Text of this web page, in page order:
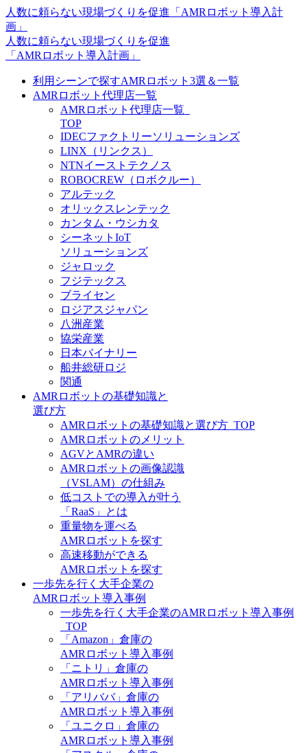
人数に頼らない現場づくりを促進「AMRロボット導入計
画」
⼈数に頼らない現場づくりを促進
「AMRロボット導⼊計画」
利用シーンで探すAMRロボット3選＆一覧
AMRロボット代理店一覧
AMRロボット代理店一覧_
TOP
IDECファクトリーソリューションズ
LINX（リンクス）
NTNイーストテクノス
ROBOCREW（ロボクルー）
アルテック
オリックスレンテック
カンタム・ウシカタ
シーネットIoT
ソリューションズ
ジャロック
フジテックス
ブライセン
ロジアスジャパン
八洲産業
協栄産業
日本バイナリー
船井総研ロジ
関通
AMRロボットの基礎知識と
選び方
AMRロボットの基礎知識と選び方_TOP
AMRロボットのメリット
AGVとAMRの違い
AMRロボットの画像認識
（VSLAM）の仕組み
低コストでの導入が叶う
「RaaS」とは
重量物を運べる
AMRロボットを探す
高速移動ができる
AMRロボットを探す
一歩先を行く大手企業の
AMRロボット導入事例
一歩先を行く大手企業のAMRロボット導入事例
_TOP
「Amazon」倉庫の
AMRロボット導入事例
「ニトリ」倉庫の
AMRロボット導入事例
「アリババ」倉庫の
AMRロボット導入事例
「ユニクロ」倉庫の
AMRロボット導入事例